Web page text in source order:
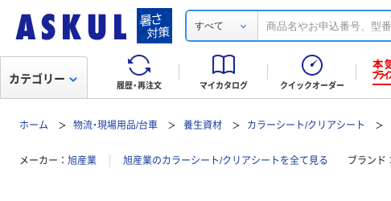
すべて
履歴・再注文 マイカタログ クイックオーダー
カテゴリー
ホーム 物流・現場用品/台車 養生資材 カラーシート/クリアシート
メーカー 旭産業 旭産業のカラーシート/クリアシートを全て見る ブランド